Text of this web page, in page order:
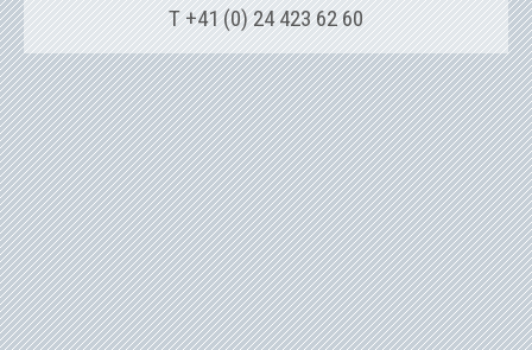
T +41 (0) 24 423 62 60